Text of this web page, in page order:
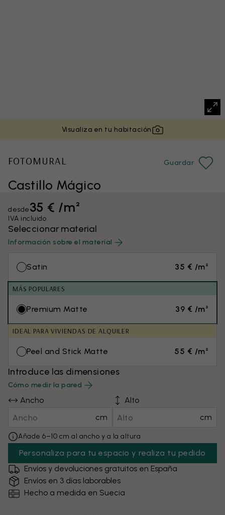
Visualiza en tu habitación
Castillo Mágico
FOTOMURAL Guardar
desde35 € /m²
IVA incluido
Seleccionar material
Información sobre el material
Satin 35 € /m²
MÁS POPULARES
Premium Matte 39 € /m²
IDEAL PARA VIVIENDAS DE ALQUILER
Peel and Stick Matte 55 € /m²
Introduce las dimensiones
Cómo medir la pared
Ancho
cm
Alto
cm
Añade 6–10 cm al ancho y a la altura
Personaliza para tu espacio y realiza tu pedido
Envíos y devoluciones gratuitos en España
Envíos en 3 días laborables
Hecho a medida en Suecia